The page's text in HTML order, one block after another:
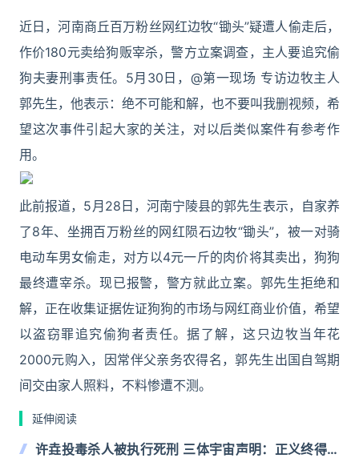
近日，河南商丘百万粉丝网红边牧“锄头”疑遭人偷走后，
作价180元卖给狗贩宰杀，警方立案调查，主人要追究偷
狗夫妻刑事责任。5月30日，@第一现场 专访边牧主人
郭先生，他表示：绝不可能和解，也不要叫我删视频，希
望这次事件引起大家的关注，对以后类似案件有参考作
用。
此前报道，5月28日，河南宁陵县的郭先生表示，自家养
了8年、坐拥百万粉丝的网红陨石边牧“锄头”，被一对骑
电动车男女偷走，对方以4元一斤的肉价将其卖出，狗狗
最终遭宰杀。现已报警，警方就此立案。郭先生拒绝和
解，正在收集证据佐证狗狗的市场与网红商业价值，希望
以盗窃罪追究偷狗者责任。据了解，这只边牧当年花
2000元购入，因常伴父亲务农得名，郭先生出国自驾期
间交由家人照料，不料惨遭不测。
延伸阅读
许垚投毒杀人被执行死刑 三体宇宙声明：正义终得伸